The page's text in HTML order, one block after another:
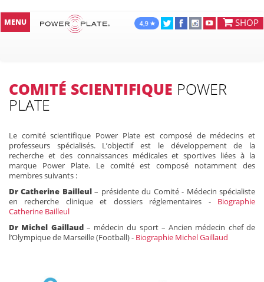
SHOP
MENU
COMITÉ SCIENTIFIQUE POWER
PLATE
Le comité scientifique Power Plate est composé de médecins et
professeurs spécialisés. L’objectif est le développement de la
recherche et des connaissances médicales et sportives liées à la
marque Power Plate. Le comité est composé notamment des
membres suivants :
Dr Catherine Bailleul– présidente du Comité - Médecin spécialiste
en recherche clinique et dossiers réglementaires - Biographie
Catherine Bailleul
Dr Michel Gaillaud– médecin du sport – Ancien médecin chef de
l’Olympique de Marseille (Football) - Biographie Michel Gaillaud